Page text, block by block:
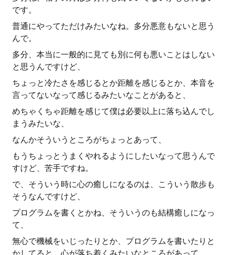
です。
普通にやってただけみたいなね。多分悪意もないと思う
んで。
多分、本当に一般的に見ても別に何も悪いことはしない
と思うんですけど、
ちょっと冷たさを感じるとか距離を感じるとか、本音を
言ってないなって感じるみたいなことがあると、
めちゃくちゃ距離を感じて僕は必要以上に落ち込んでし
まうみたいな、
なんかそういうところがちょっとあって、
もうちょっとうまくやれるようにしたいなって思うんで
すけど、苦手ですね。
で、そういう時に心の癒しになるのは、こういう散歩も
そうなんですけど、
プログラムを書くとかね、そういうのも結構癒しになっ
て、
無心で機械をいじったりとか、プログラムを書いたりと